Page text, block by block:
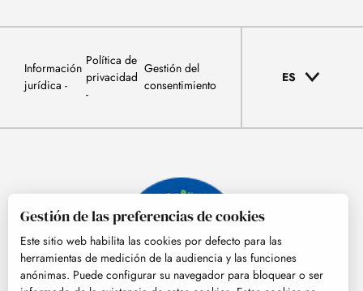
Información
jurídica
Política de
privacidad
Gestión del
consentimiento
ES
Gestión de las preferencias de cookies
Este sitio web habilita las cookies por defecto para las
herramientas de medición de la audiencia y las funciones
anónimas. Puede configurar su navegador para bloquear o ser